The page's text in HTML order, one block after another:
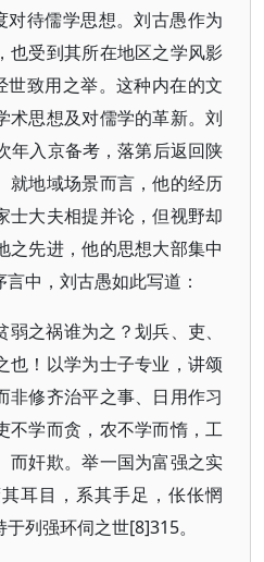
对待儒学思想。刘古愚作为
也受到其所在地区之学风影
世致用之举。这种内在的文
术思想及对儒学的革新。刘
年入京备考，落第后返回陕
就地域场景而言，他的经历
士大夫相提并论，但视野却
之先进，他的思想大部集中
中，刘古愚如此写道：
之祸谁为之？划兵、吏、
也！以学为士子专业，讲颂
非修齐治平之事、日用作习
不学而贪，农不学而惰，工
而奸欺。举一国为富强之实
耳目，系其手足，伥伥惘
列强环伺之世[8]315。